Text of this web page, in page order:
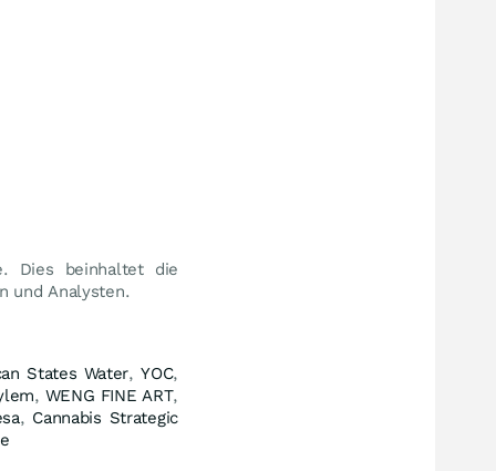
Dies beinhaltet die
und Analysten.
States Water,YOC,
, WENG FINE ART,
, Cannabis Strategic